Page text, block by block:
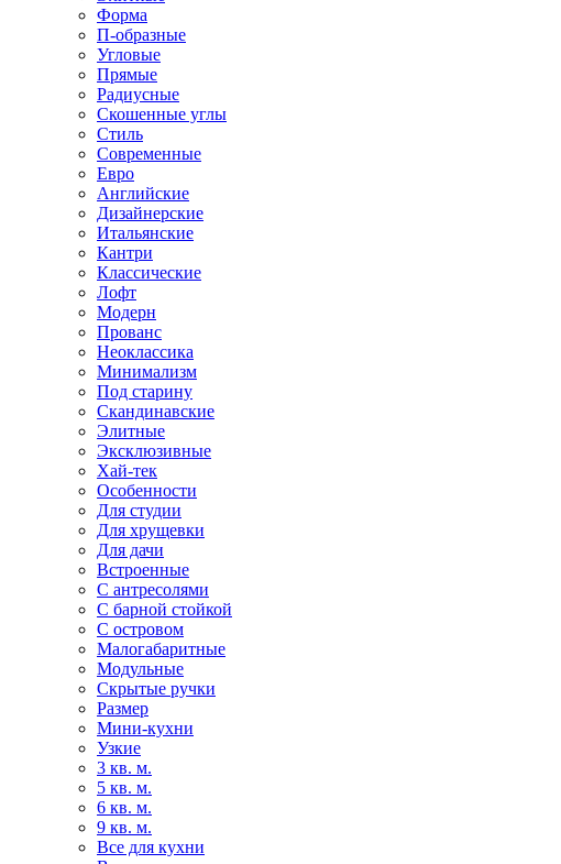
Форма
П-образные
Угловые
Прямые
Радиусные
Скошенные углы
Стиль
Современные
Евро
Английские
Дизайнерские
Итальянские
Кантри
Классические
Лофт
Модерн
Прованс
Неоклассика
Минимализм
Под старину
Скандинавские
Элитные
Эксклюзивные
Хай-тек
Особенности
Для студии
Для хрущевки
Для дачи
Встроенные
С антресолями
С барной стойкой
С островом
Малогабаритные
Модульные
Скрытые ручки
Размер
Мини-кухни
Узкие
3 кв. м.
5 кв. м.
6 кв. м.
9 кв. м.
Все для кухни